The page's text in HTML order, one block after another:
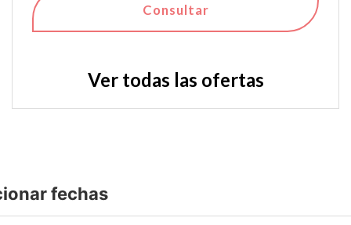
Consultar
Ver todas las ofertas
fechas